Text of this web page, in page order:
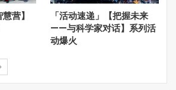
国内的朋友很自然会想到政府，想到国
到加拿大交流林业管理，第一反应就是
部门。其实，加拿大联邦没有专门的林
管理也不是中央政府说了算。
玉教授介绍说，在这个方面，加拿大与
营】
「活动速递」【把握未来
——与科学家对话】系列活
动爆火